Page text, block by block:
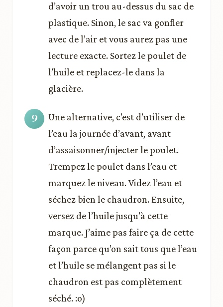
d’avoir un trou au-dessus du sac de
plastique. Sinon, le sac va gonfler
avec de l’air et vous aurez pas une
lecture exacte. Sortez le poulet de
l’huile et replacez-le dans la
glacière.
Une alternative, c’est d’utiliser de
l’eau la journée d’avant, avant
d’assaisonner/injecter le poulet.
Trempez le poulet dans l’eau et
marquez le niveau. Videz l’eau et
séchez bien le chaudron. Ensuite,
versez de l’huile jusqu’à cette
marque. J’aime pas faire ça de cette
façon parce qu’on sait tous que l’eau
et l’huile se mélangent pas si le
chaudron est pas complètement
séché. :o)